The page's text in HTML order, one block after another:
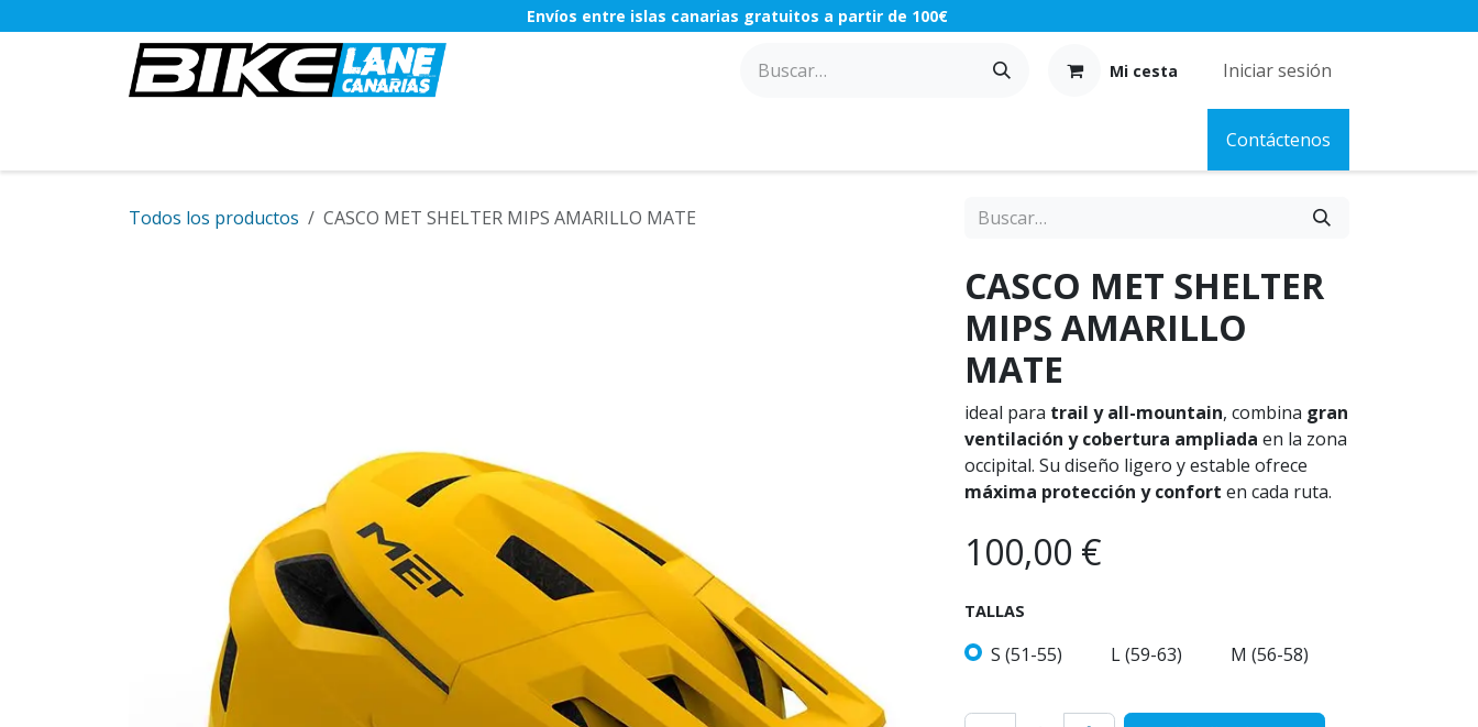
Envíos entre islas canarias gratuitos a partir de 100€
Mi cesta Iniciar sesión
Contáctenos
Todos los productos CASCO MET SHELTER MIPS AMARILLO MATE
CASCO MET SHELTER
MIPS AMARILLO
MATE
ideal para trail y all-mountain, combina gran
ventilación y cobertura ampliada en la zona
occipital. Su diseño ligero y estable ofrece
máxima protección y confort en cada ruta.
100,00 €
TALLAS
S (51-55) L (59-63) M (56-58)